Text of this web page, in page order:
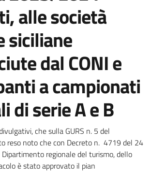
alle società
siciliane
dal CONI e
a campionati
di serie A e B
notizia
che sulla GURS n. 5 del
reso noto che con Decreto n. 4719 del 24
regionale del turismo, dello
è stato approvato il pian